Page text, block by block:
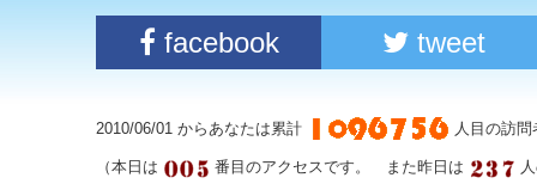
facebook tweet
2010/06/01 からあなたは累計 人目の訪
（本日は 番目のアクセスです。 また昨日は